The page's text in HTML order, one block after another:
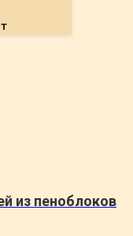
из пеноблоков